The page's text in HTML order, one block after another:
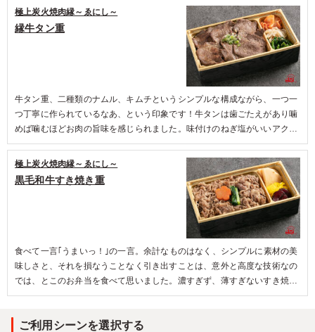
し悲しい気持ちになりましたが食べ終わる事も忘れてしまうくらい最高な
お弁当でした！！
縁牛タン重
極上炭火焼肉縁～ゑにし～
牛タン重、二種類のナムル、キムチというシンプルな構成ながら、一つ一
つ丁寧に作られているなあ、という印象です！牛タンは歯ごたえがあり噛
めば噛むほどお肉の旨味を感じられました。味付けのねぎ塩がいいアクセ
ントになり、ご飯が進みました。箸休めにナムルとキムチを挟みつつあっ
という間に完食してました。もっと食べたいと思わせる良質なお弁当でし
た！牛タン好きの方は是非！
黒毛和牛すき焼き重
極上炭火焼肉縁～ゑにし～
食べて一言｢うまいっ！｣の一言。余計なものはなく、シンプルに素材の美
味しさと、それを損なうことなく引き出すことは、意外と高度な技術なの
では、とこのお弁当を食べて思いました。濃すぎず、薄すぎないすき焼き
の味付けが絶妙で、ご飯の炊き加減もベスト、副菜も最小限でいて、十
を受けた逸品でした。
ご利用シーンを選択する